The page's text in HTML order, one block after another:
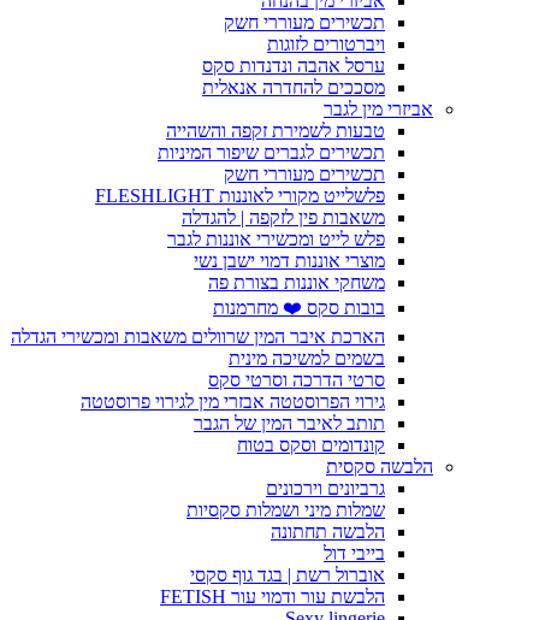
תכשירים מעוררי חשק
ויברטורים לזוגות
ערסל אהבה ונדנדות סקס
מסככים להחדרה אנאלית
אביזרי מין לגבר
טבעות לשמירת זקפה והשהייה
תכשירים לגברים שיפור המיניות
תכשירים מעוררי חשק
פלשלייט מקורי לאוננות FLESHLIGHT
משאבות פין לזקפה | להגדלה
פלש לייט ומכשירי אוננות לגבר
מוצרי אוננות דמוי ישבן נשי
משחקי אוננות בצורת פה
בובות סקס ❤️ מחרמנות
הארכת איבר המין שרוולים משאבות ומכשירי הגדלה
בשמים למשיכה מינית
סרטי הדרכה וסרטי סקס
גירוי הפרוסטטה אבזרי מין לגירוי פרוסטטה
תותב לאיבר המין של הגבר
קונדומים וסקס בטוח
הלבשה סקסית
גרביונים וירכונים
שמלות מיני ושמלות סקסיות
הלבשה תחתונה
בייבי דול
אוברול רשת | בגד גוף סקסי
הלבשת עור ודמוי עור FETISH